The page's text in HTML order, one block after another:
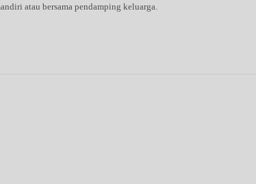
atau bersama pendamping keluarga.